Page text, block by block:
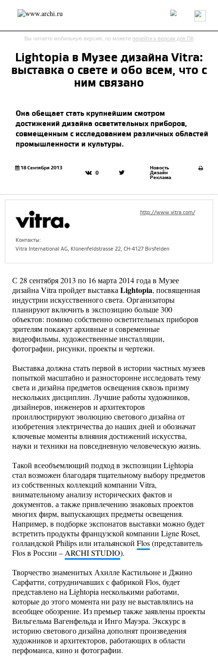
Россия Мир Технологии Интерьер Пресса
Архитекторы
Исследование
Репортаж
Рецензия Архитектура
Дизайн
Иностранцы в России
Интерьер
Книги
Наследие Образование
Урбанистика
Эко
Вы читаете мобильную версию, но можете перейти к версии для ПК
Lightopia в Музее дизайна Vitra:
выставка о свете и обо всем, что с
ним связано
Она обещает стать крупнейшим смотром
достижений дизайна осветительных приборов,
совмещенным с исследованием различных областей
промышленности и культуры.
18 Сентября 2013
0
Новость
Дизайн
Реклама
http://www.vitra.com/
Контакты:
Vitra International AG, Klünenfeldstrasse 22, CH-4127 Birsfelden
С 28 сентября 2013 по 16 марта 2014 года в Музее
дизайна Vitra пройдет выставкаLightopia, посвященная
индустрии искусственного света. Организаторы
планируют включить в экспозицию больше 300
объектов: помимо собственно осветительных приборов
зрителям покажут архивные и современные
видеофильмы, художественные инсталляции,
фотографии, рисунки, проекты и чертежи.
Выставка должна стать первой в истории частных музеев
попыткой масштабно и разносторонне исследовать тему
света и дизайна предметов освещения сквозь призму
нескольких дисциплин. Лучшие работы художников,
дизайнеров, инженеров и архитекторов
проиллюстрируют эволюцию светового дизайна от
изобретения электричества до наших дней и обозначат
ключевые моменты влияния достижений искусства,
науки и техники на повседневную человеческую жизнь.
Такой всеобъемлющий подход в экспозиции Lightopia
стал возможен благодаря тщательному выбору предметов
из собственных коллекций компании Vitra,
внимательному анализу исторических фактов и
документов, а также привлечению знаковых проектов
многих фирм, выпускающих предметы освещения.
Например, в подборке экспонатов выставки можно будет
встретить продукты французской компании Ligne Roset,
голландской Philips или итальянской Flos(представитель
Flos в России –ARCHI STUDIO).
Творчество знаменитых Ахилле Кастильоне и Джино
Сарфатти, сотрудничавших с фабрикой Flos, будет
представлено на Lightopia несколькими работами,
которые до этого момента ни разу не выставлялись на
всеобщее обозрение. Из премьер также заявлены проекты
Вильгельма Вагенфельда и Инго Мауэра. Экскурс в
историю светового дизайна дополнят произведения
художников и архитекторов, работающих в области
перфоманса, кино и фотографии.